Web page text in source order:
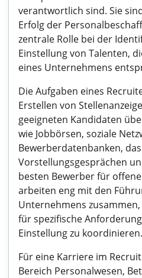
verantwortlich sind. Sie
Erfolg der
zentrale Rolle bei der
Einstellung von Talenten,
eines Unternehmens
Die Aufgaben eines
Erstellen von
geeigneten Kandidaten
wie Jobbörsen, soziale
Bewerberdatenbanken,
Vorstellungsgesprächen
besten Bewerber für
arbeiten eng mit den
Unternehmens
für spezifische
Einstellung zu koordinieren.
Für eine Karriere im
Bereich Personalwesen,